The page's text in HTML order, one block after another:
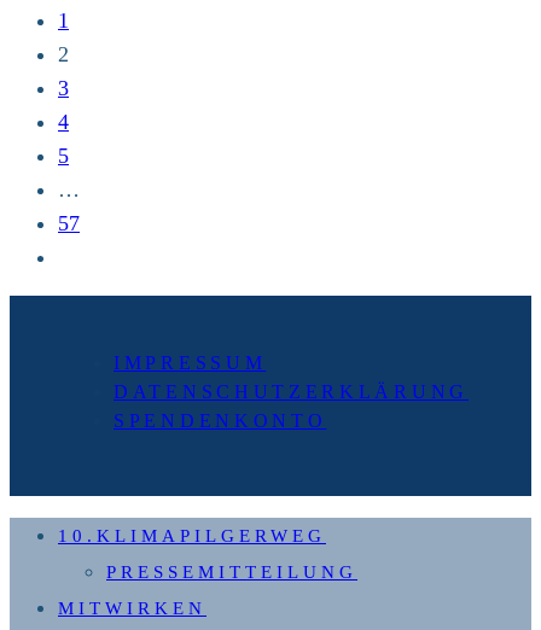
vorherigen
Seite
1
2
3
4
5
…
57
nächsten
IMPRESSUM
DATENSCHUTZERKLÄRUNG
SPENDENKONTO
10.KLIMAPILGERWEG
PRESSEMITTEILUNG
MITWIRKEN